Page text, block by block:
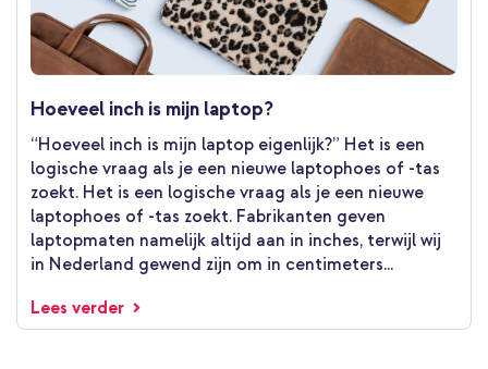
Hoeveel inch is mijn laptop?
“Hoeveel inch is mijn laptop eigenlijk?” Het is een
logische vraag als je een nieuwe laptophoes of -tas
zoekt. Het is een logische vraag als je een nieuwe
laptophoes of -tas zoekt. Fabrikanten geven
laptopmaten namelijk altijd aan in inches, terwijl wij
in Nederland gewend zijn om in centimeters...
Lees verder